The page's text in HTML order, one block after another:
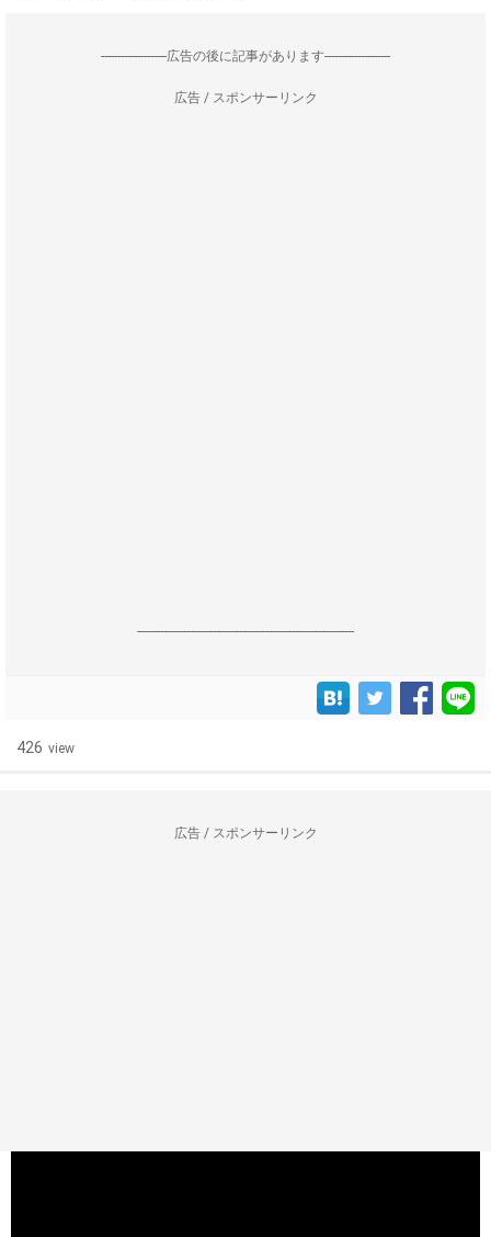
--------------------広告の後に記事があります--------------------
広告 / スポンサーリンク
------------------------------------------------------------------
426 view
広告 / スポンサーリンク